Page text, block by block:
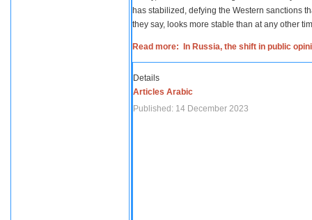
has stabilized, defying the Western sanctions
they say, looks more stable than at any other
Read more: In Russia, the shift in public
Details
Articles Arabic
Published: 14 December 2023